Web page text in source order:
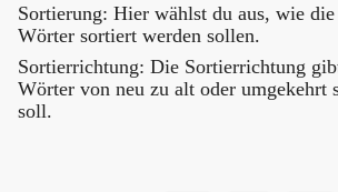
Sortierung: Hier wählst du aus, wie die
Wörter sortiert werden sollen.
Sortierrichtung: Die Sortierrichtung
Wörter von neu zu alt oder umgekehrt
soll.